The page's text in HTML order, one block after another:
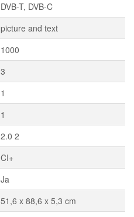
DVB-T, DVB-C
picture and text
1000
3
1
1
2.0 2
CI+
Ja
51,6 x 88,6 x 5,3 cm